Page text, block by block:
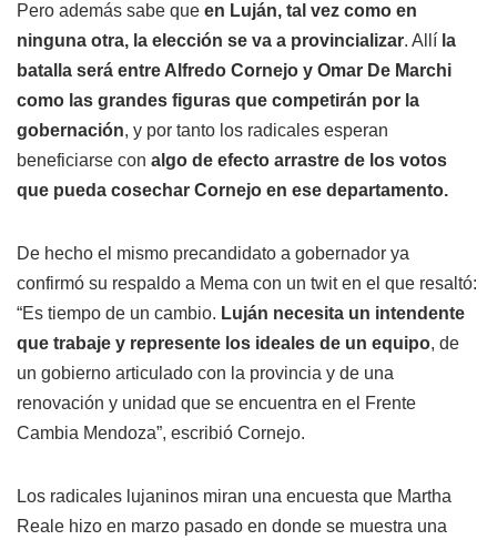
Pero además sabe que en Luján, tal vez como en
ninguna otra, la elección se va a provincializar. Allí la
batalla será entre Alfredo Cornejo y Omar De Marchi
como las grandes figuras que competirán por la
gobernación, y por tanto los radicales esperan
beneficiarse con algo de efecto arrastre de los votos
que pueda cosechar Cornejo en ese departamento.
De hecho el mismo precandidato a gobernador ya
confirmó su respaldo a Mema con un twit en el que resaltó:
“Es tiempo de un cambio. Luján necesita un intendente
que trabaje y represente los ideales de un equipo, de
un gobierno articulado con la provincia y de una
renovación y unidad que se encuentra en el Frente
Cambia Mendoza”, escribió Cornejo.
Los radicales lujaninos miran una encuesta que Martha
Reale hizo en marzo pasado en donde se muestra una